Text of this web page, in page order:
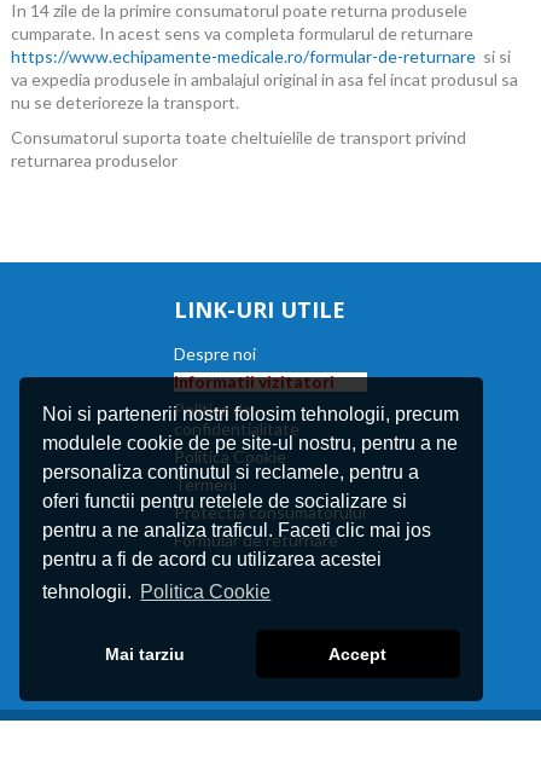
Noi si partenerii nostri folosim tehnologii, precum
modulele cookie de pe site-ul nostru, pentru a ne
personaliza continutul si reclamele, pentru a
oferi functii pentru retelele de socializare si
pentru a ne analiza traficul. Faceti clic mai jos
pentru a fi de acord cu utilizarea acestei
tehnologii. Politica Cookie
Mai tarziu Accept
In 14 zile de la primire consumatorul poate returna produsele
cumparate. In acest sens va completa formularul de returnare
https://www.echipamente-medicale.ro/formular-de-returnaresi si
va expedia produsele in ambalajul original in asa fel incat produsul sa
nu se deterioreze la transport.
Consumatorul suporta toate cheltuielile de transport privind
returnarea produselor
LINK-URI UTILE
Despre noi
Informatii vizitatori
Politica de
confidentialitate
Politica Cookie
Termeni
Protectia consumatorului
Formular de returnare